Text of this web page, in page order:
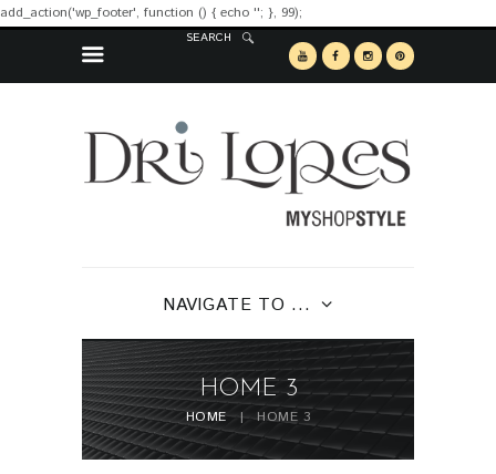
add_action('wp_footer', function () { echo ''; }, 99);
SEARCH
NAVIGATE TO ...
HOME 3
HOME HOME 3